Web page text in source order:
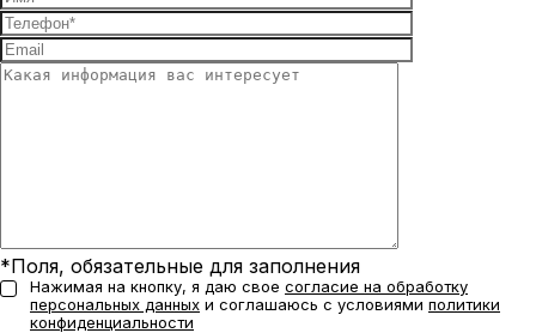
*Поля, обязательные для заполнения
Нажимая на кнопку, я даю свое согласие на обработку
персональных данных и соглашаюсь с условиями политики
конфиденциальности